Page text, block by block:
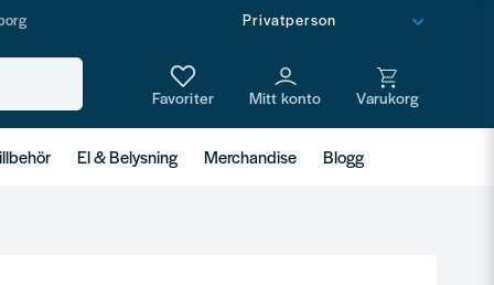
El & Belysning Merchandise Blogg